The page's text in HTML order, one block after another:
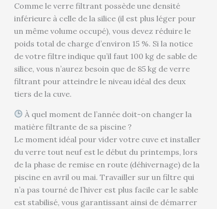
Comme le verre filtrant possède une densité
inférieure à celle de la silice (il est plus léger pour
un même volume occupé), vous devez réduire le
poids total de charge d’environ 15 %. Si la notice
de votre filtre indique qu’il faut 100 kg de sable de
silice, vous n’aurez besoin que de 85 kg de verre
filtrant pour atteindre le niveau idéal des deux
tiers de la cuve.
À quel moment de l’année doit-on changer la
matière filtrante de sa piscine ?
Le moment idéal pour vider votre cuve et installer
du verre tout neuf est le début du printemps, lors
de la phase de remise en route (déhivernage) de la
piscine en avril ou mai. Travailler sur un filtre qui
n’a pas tourné de l’hiver est plus facile car le sable
est stabilisé, vous garantissant ainsi de démarrer